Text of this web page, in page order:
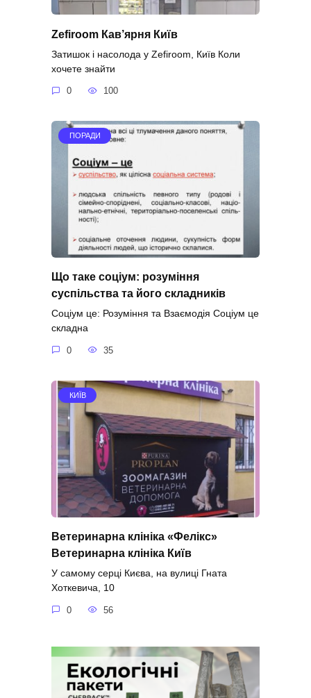
Zefiroom Кав’ярня Київ
Затишок і насолода у Zefiroom, Київ Коли
хочете знайти
0 100
ПОРАДИ
Що таке соціум: розуміння
суспільства та його складників
Соціум це: Розуміння та Взаємодія Соціум це
складна
0 35
КИЇВ
Ветеринарна клініка «Фелікс»
Ветеринарна клініка Київ
У самому серці Києва, на вулиці Гната
Хоткевича, 10
0 56